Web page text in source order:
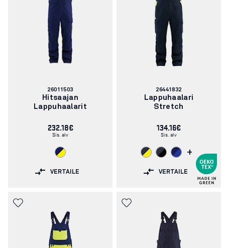
Tuotenumero:
26011503
Hitsaajan
Lappuhaalarit
232.18€
Sis. alv
VERTAILE
Tuotenumero:
26441832
Lappuhaalari
Stretch
134.16€
Sis. alv
+
VERTAILE